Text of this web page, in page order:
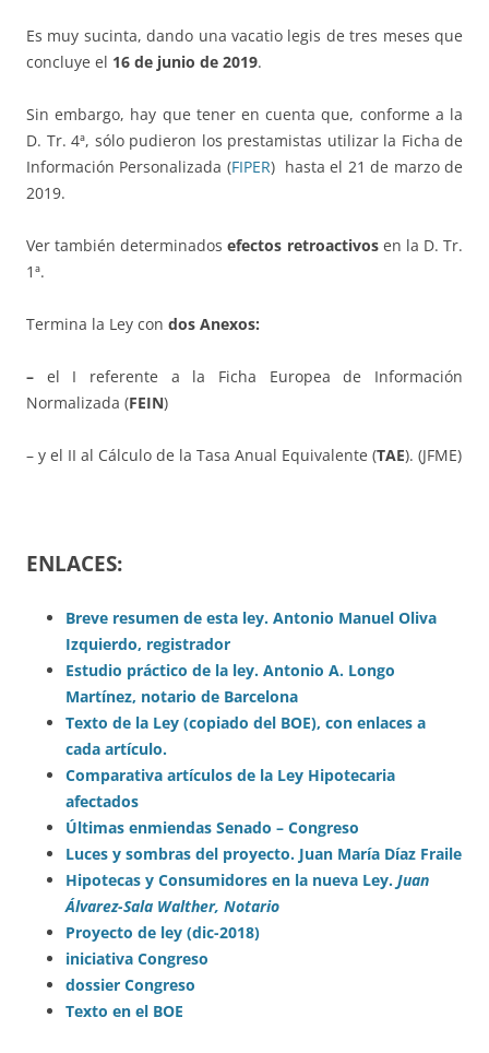
Es muy sucinta, dando una vacatio legis de tres meses que
concluye el 16 de junio de 2019.
Sin embargo, hay que tener en cuenta que, conforme a la
D. Tr. 4ª, sólo pudieron los prestamistas utilizar la Ficha de
Información Personalizada (FIPER) hasta el 21 de marzo de
2019.
Ver también determinadosefectos retroactivosen la D. Tr.
1ª.
Termina la Ley con dos Anexos:
– el I referente a la Ficha Europea de Información
Normalizada (FEIN)
– y el II al Cálculo de la Tasa Anual Equivalente (TAE). (JFME)
ENLACES:
Breve resumen de esta ley. Antonio Manuel Oliva
Izquierdo, registrador
Estudio práctico de la ley. Antonio A. Longo
Martínez, notario de Barcelona
Texto de la Ley (copiado del BOE), con enlaces a
cada artículo.
Comparativa artículos de la Ley Hipotecaria
afectados
Últimas enmiendas Senado – Congreso
Luces y sombras del proyecto. Juan María Díaz Fraile
Hipotecas y Consumidores en la nueva Ley. Juan
Álvarez-Sala Walther, Notario
Proyecto de ley (dic-2018)
iniciativa Congreso
dossier Congreso
Texto en el BOE